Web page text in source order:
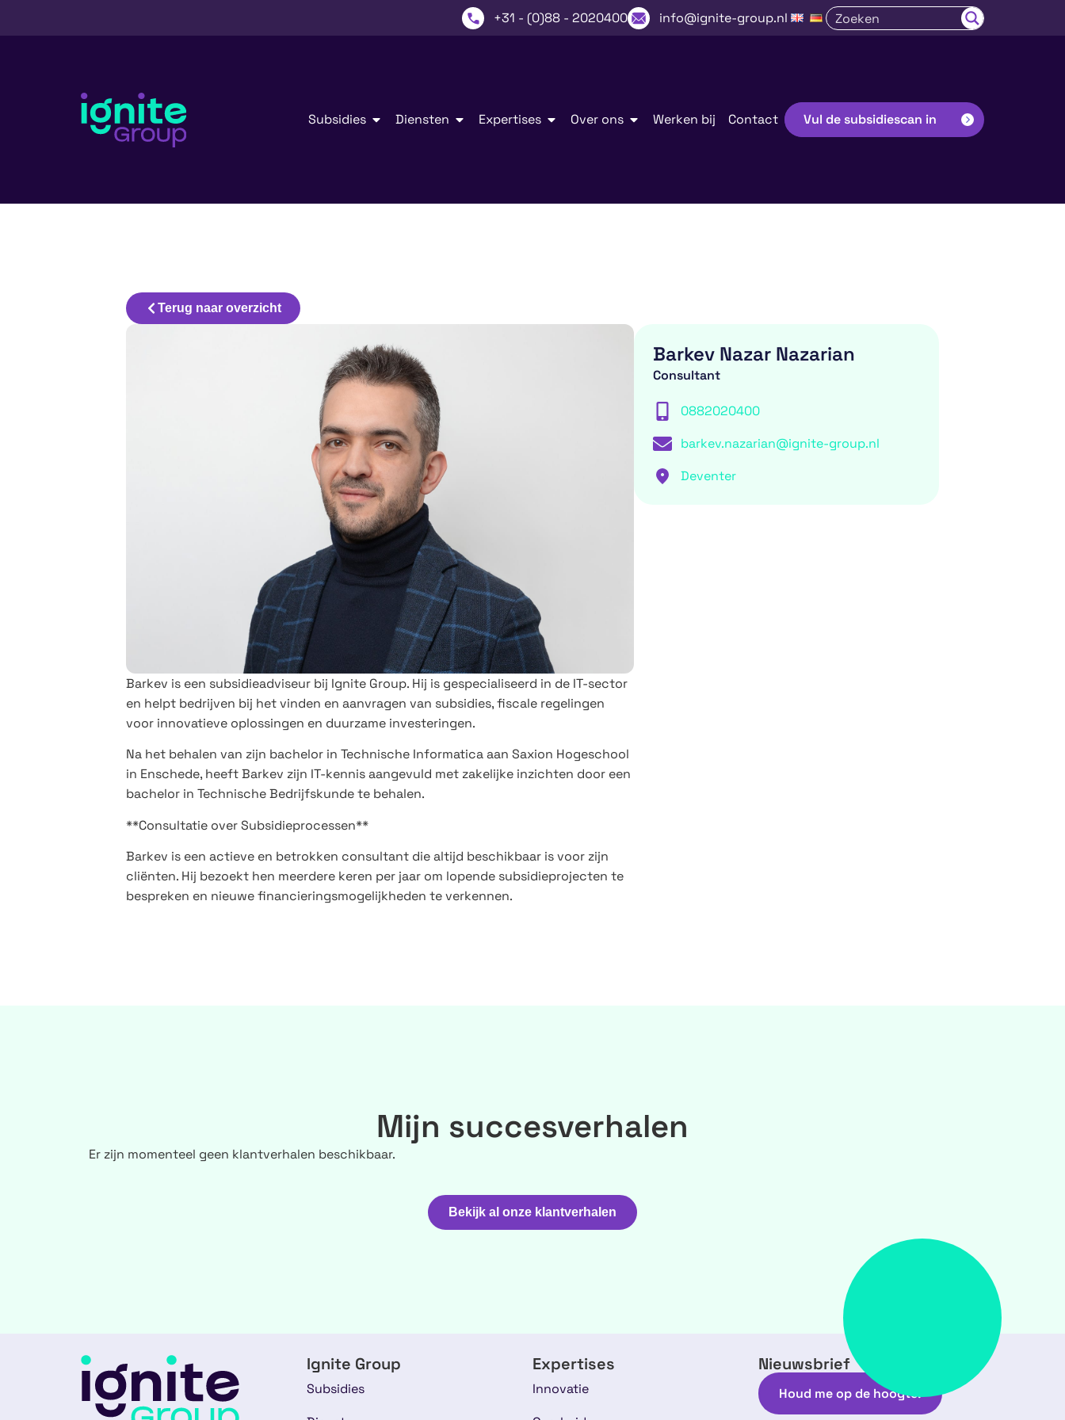
+31 - (0)88 - 2020400 info@ignite-group.nl
Subsidies Diensten Expertises Over ons Werken bij Contact Vul de subsidiescan in
Terug naar overzicht
Barkev is een subsidieadviseur bij Ignite Group. Hij is gespecialiseerd in de IT-sector
en helpt bedrijven bij het vinden en aanvragen van subsidies, fiscale regelingen
voor innovatieve oplossingen en duurzame investeringen.
Na het behalen van zijn bachelor in Technische Informatica aan Saxion Hogeschool
in Enschede, heeft Barkev zijn IT-kennis aangevuld met zakelijke inzichten door een
bachelor in Technische Bedrijfskunde te behalen.
**Consultatie over Subsidieprocessen**
Barkev is een actieve en betrokken consultant die altijd beschikbaar is voor zijn
cliënten. Hij bezoekt hen meerdere keren per jaar om lopende subsidieprojecten te
bespreken en nieuwe financieringsmogelijkheden te verkennen.
Barkev Nazar Nazarian
Consultant
0882020400
barkev.nazarian@ignite-group.nl
Deventer
Mijn succesverhalen
Er zijn momenteel geen klantverhalen beschikbaar.
Bekijk al onze klantverhalen
Ignite Group
Subsidies
Expertises
Innovatie
Nieuwsbrief
Houd me op de hoogte!